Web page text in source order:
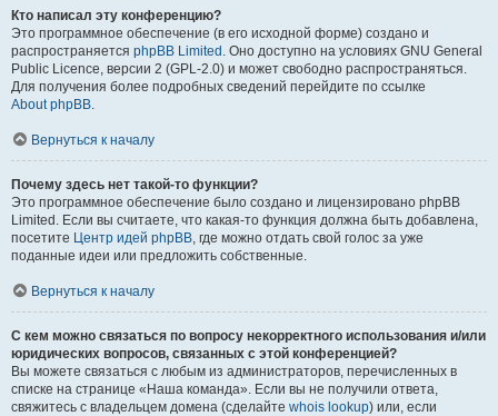
Кто написал эту конференцию?
Это программное обеспечение (в его исходной форме) создано и
распространяется phpBB Limited . Оно доступно на условиях GNU General
Public Licence, версии 2 (GPL-2.0) и может свободно распространяться.
Для получения более подробных сведений перейдите по ссылке
About phpBB.
Вернуться к началу
Почему здесь нет такой-то функции?
Это программное обеспечение было создано и лицензировано phpBB
Limited. Если вы считаете, что какая-то функция должна быть добавлена,
посетите Центр идей phpBB, где можно отдать свой голос за уже
поданные идеи или предложить собственные.
Вернуться к началу
С кем можно связаться по вопросу некорректного использования и/или
юридических вопросов, связанных с этой конференцией?
Вы можете связаться с любым из администраторов, перечисленных в
списке на странице «Наша команда». Если вы не получили ответа,
свяжитесь с владельцем домена (сделайте whois lookup) или, если